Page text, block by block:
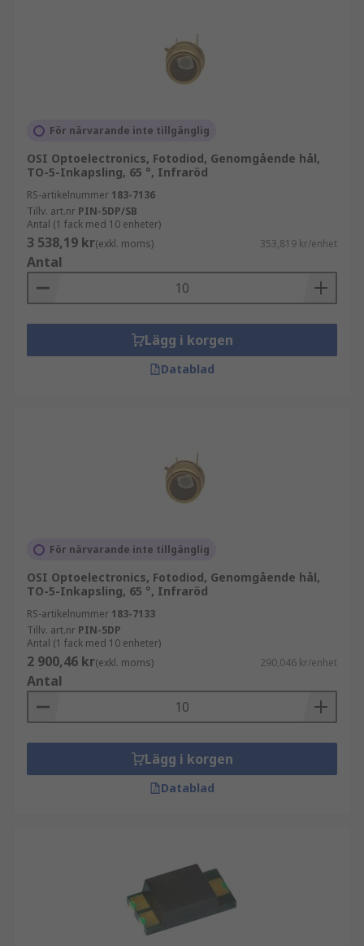
För närvarande inte tillgänglig
OSI Optoelectronics, Fotodiod, Genomgående hål,
TO-5-Inkapsling, 65 °, Infraröd
RS-artikelnummer 183-7136
Tillv. art.nr PIN-5DP/SB
Antal (1 fack med 10 enheter)
3 538,19 kr(exkl. moms) 353,819 kr/enhet
Antal
Lägg i korgen
Datablad
För närvarande inte tillgänglig
OSI Optoelectronics, Fotodiod, Genomgående hål,
TO-5-Inkapsling, 65 °, Infraröd
RS-artikelnummer 183-7133
Tillv. art.nr PIN-5DP
Antal (1 fack med 10 enheter)
2 900,46 kr(exkl. moms) 290,046 kr/enhet
Antal
Lägg i korgen
Datablad